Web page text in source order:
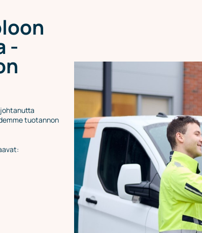
-
johtanutta
tuotannon